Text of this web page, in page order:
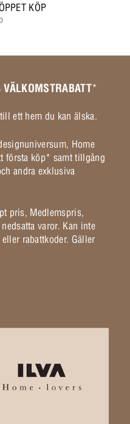
KÖP
*
ett hem du kan älska.
Home
första köp* samt tillgång
andra exklusiva
pris, Medlemspris,
varor. Kan inte
rabattkoder. Gäller